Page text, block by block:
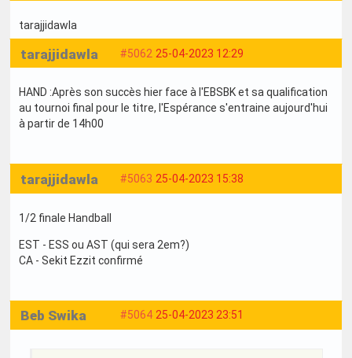
tarajjidawla
#5062 25-04-2023 12:29
tarajjidawla
HAND :Après son succès hier face à l'EBSBK et sa qualification
au tournoi final pour le titre, l'Espérance s'entraine aujourd'hui
à partir de 14h00
#5063 25-04-2023 15:38
tarajjidawla
1/2 finale Handball
EST - ESS ou AST (qui sera 2em?)
CA - Sekit Ezzit confirmé
#5064 25-04-2023 23:51
Beb Swika